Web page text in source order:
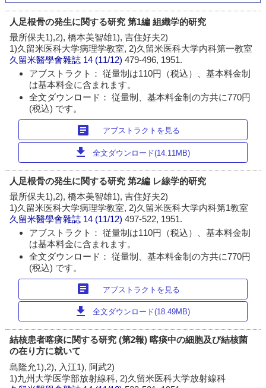
人足根骨の発生に関する研究 第1編 組織学的研究
最所保夫1),2), 橋本美智雄1), 吉住好夫2)
1)久留米医科大学病理学教室, 2)久留米医科大学内科第一教室
久留米醫學會雜誌 14 (11/12)479-496, 1951.
アブストラクト： 従量制は110円（税込）、基本料金制
は基本料金に含まれます。
全文ダウンロード： 従量制、基本料金制の方共に770円
(税込) です。
article アブストラクトを見る
download 全文ダウンロード(14.11MB)
人足根骨の発生に関する研究 第2編 レ線学的研究
最所保夫1),2), 橋本美智雄1), 吉住好夫2)
1)久留米医科大学病理学教室, 2)久留米医科大学内科第1教室
久留米醫學會雜誌 14 (11/12)497-522, 1951.
アブストラクト： 従量制は110円（税込）、基本料金制
は基本料金に含まれます。
全文ダウンロード： 従量制、基本料金制の方共に770円
(税込) です。
article アブストラクトを見る
download 全文ダウンロード(18.49MB)
結核患者喀痰に関する研究 (第2報) 喀痰中の細胞及び結核菌
の在り方に就いて
島隆允1),2), 入江1), 阿武2)
1)九州大学医学部放射線科, 2)久留米医科大学放射線科